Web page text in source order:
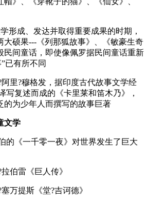
形成、发达并取得重要成果的时期，
大硕果---《列那狐故事》、《敏豪生奇
民间童话，即使像佩罗据民间童话重新
已有所不同
里?穆格发，据印度古代故事文学经
写复述而成的《卡里莱和笛木乃》，
的为少年人而撰写的故事巨著
文学
的《一千零一夜》对世界发生了巨大
伯雷《巨人传》
万提斯《堂?吉诃德》